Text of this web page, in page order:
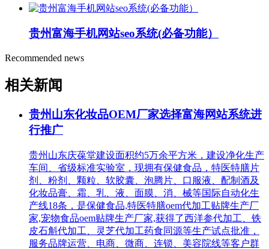
贵州富海手机网站seo系统(必备功能）
Recommended news
相关新闻
贵州山东化妆品OEM厂家选择富海网站系统进
行推广
贵州山东庆葆堂建设面积约5万余平方米，建设净化生产
车间、省级标准实验室，现拥有保健食品，特医特膳片
剂、粉剂、颗粒、软胶囊、泡腾片、口服液、配制酒及
化妆品膏、霜、乳、液、面膜、消、械等国际自动化生
产线18条，是保健食品,特医特膳oem代加工贴牌生产厂
家,宠物食品oem贴牌生产厂家,获得了西洋参代加工、铁
皮石斛代加工、灵芝代加工药食同源等生产试点批准，
服务品牌运营、电商、微商、连锁、美容院线等客户群